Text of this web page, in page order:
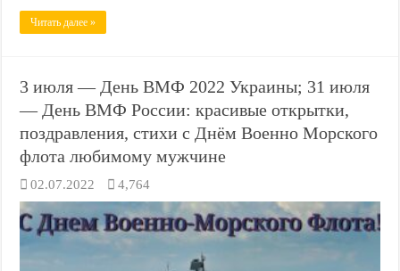
Читать далее »
3 июля — День ВМФ 2022 Украины; 31 июля
— День ВМФ России: красивые открытки,
поздравления, стихи с Днём Военно Морского
флота любимому мужчине
02.07.2022 4,764